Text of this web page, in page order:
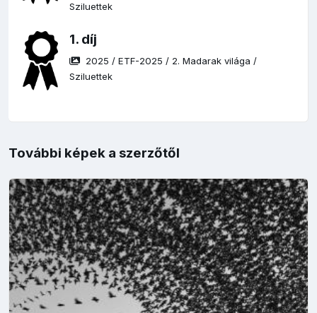
Sziluettek
1. díj
2025 /ETF-2025 / 2. Madarak világa /
Sziluettek
További képek a szerzőtől